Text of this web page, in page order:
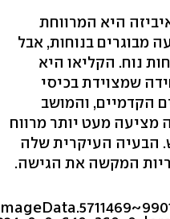
היא המרווחת
מבוגרים בנוחות, אבל
נוח. הקליאו היא
שמצוידת בכיסי
הקדמיים, והמושב
מציעה מעט יותר מרווח
הבעיה העיקרית שלה
המקשה את הגישה.